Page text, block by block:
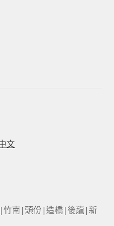
文
|竹南|頭份|造橋|後龍|新